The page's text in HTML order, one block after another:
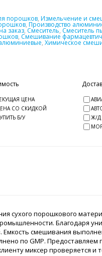
порошков, Измельчение и
, Производство
заказ,Смеситель, Смеситель
, Смешивание
, Химическое
ЦЕНА
СО СКИДКОЙ
Б/У
Ж/Д
сухого порошкового
Благодаря
смешивания
по GMP. Предоставляем
миксер проверяется и